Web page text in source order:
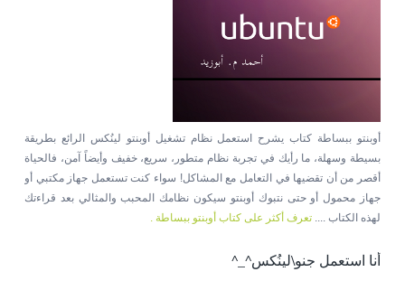
أوبنتو ببساطة كتاب يشرح استعمل نظام تشغيل أوبنتو لينُكس الرائع بطريقة
بسيطة وسهلة، ما رأيك في تجربة نظام متطور، سريع، خفيف وأيضاً آمن، فالحياة
أقصر من أن تقضيها في التعامل مع المشاكل! سواء كنت تستعمل جهاز مكتبي أو
جهاز محمول أو حتى نتبوك أوبنتو سيكون نظامك المحبب والمثالي بعد قراءتك
لهذه الكتاب .... تعرف أكثر على كتاب أوبنتو ببساطة .
أنا استعمل جنو\لينُكس^_^